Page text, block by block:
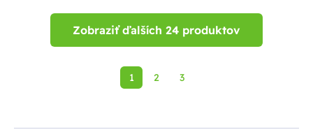
Zobraziť ďalších 24 produktov
1 2 3